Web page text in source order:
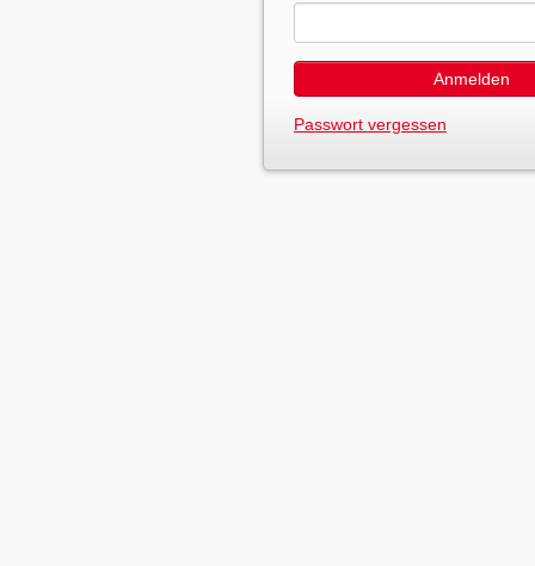
Anmelden
Passwort vergessen